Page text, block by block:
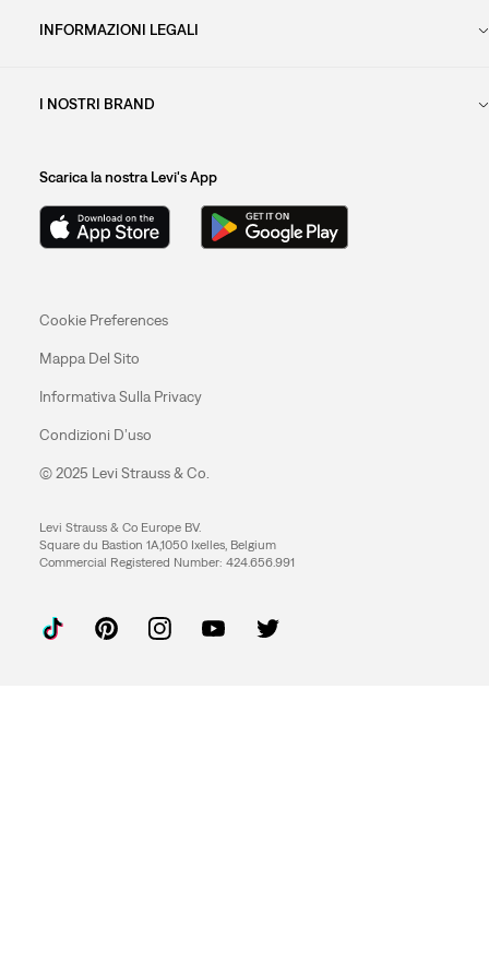
INFORMAZIONI LEGALI
I NOSTRI BRAND
Scarica la nostra Levi's App
Cookie Preferences
Mappa Del Sito
Informativa Sulla Privacy
Condizioni D’uso
© 2025 Levi Strauss & Co.
Levi Strauss & Co Europe BV.
Square du Bastion 1A,1050 Ixelles, Belgium
Commercial Registered Number: 424.656.991